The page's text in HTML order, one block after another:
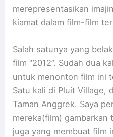
merepresentasikan
kiamat dalam film-film
Salah satunya yang
film “2012”. Sudah dua
untuk menonton film ini
Satu kali di Pluit Village,
Taman Anggrek. Saya
mereka(film) gambarkan
juga yang membuat film